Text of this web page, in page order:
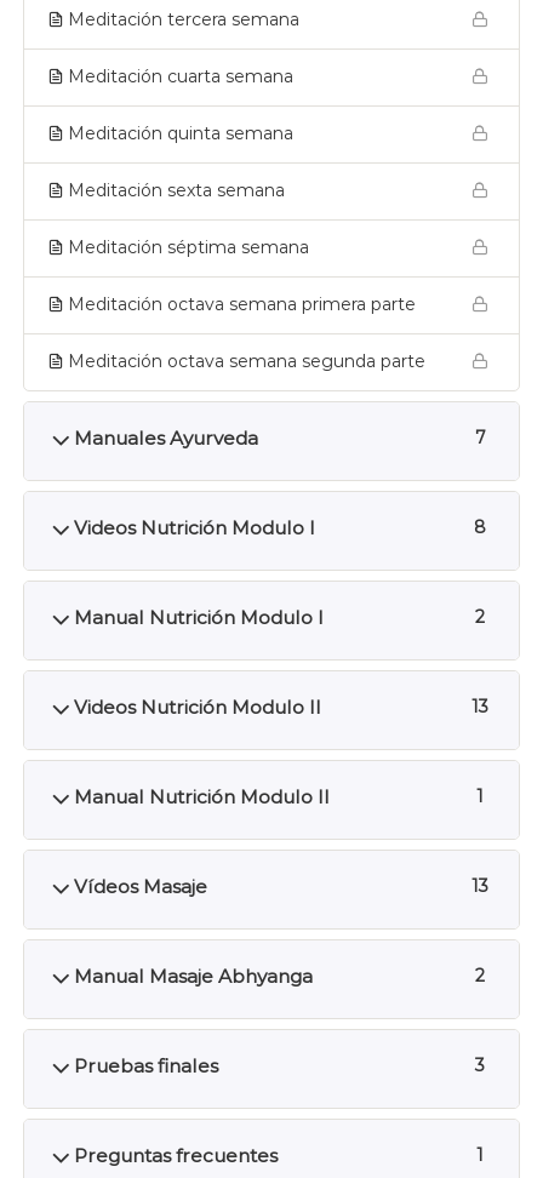
Meditación tercera semana
Meditación cuarta semana
Meditación quinta semana
Meditación sexta semana
Meditación séptima semana
Meditación octava semana primera parte
Meditación octava semana segunda parte
Manuales Ayurveda 7
Videos Nutrición Modulo I 8
Manual Nutrición Modulo I 2
Videos Nutrición Modulo II 13
Manual Nutrición Modulo II 1
Vídeos Masaje 13
Manual Masaje Abhyanga 2
Pruebas finales 3
Preguntas frecuentes 1